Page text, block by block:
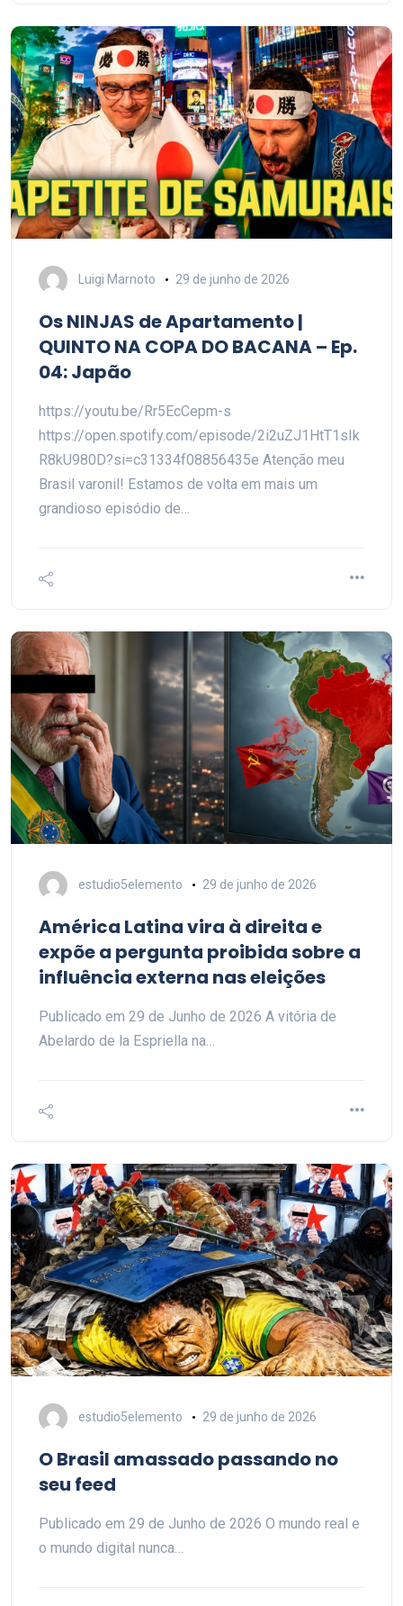
Luigi Marnoto 29 de junho de 2026
Os NINJAS de Apartamento |
QUINTO NA COPA DO BACANA – Ep.
04: Japão
https://youtu.be/Rr5EcCepm-s
https://open.spotify.com/episode/2i2uZJ1HtT1sIk
R8kU980D?si=c31334f08856435e Atenção meu
Brasil varonil! Estamos de volta em mais um
grandioso episódio de…
estudio5elemento 29 de junho de 2026
América Latina vira à direita e
expõe a pergunta proibida sobre a
influência externa nas eleições
Publicado em 29 de Junho de 2026 A vitória de
Abelardo de la Espriella na…
estudio5elemento 29 de junho de 2026
O Brasil amassado passando no
seu feed
Publicado em 29 de Junho de 2026 O mundo real e
o mundo digital nunca…